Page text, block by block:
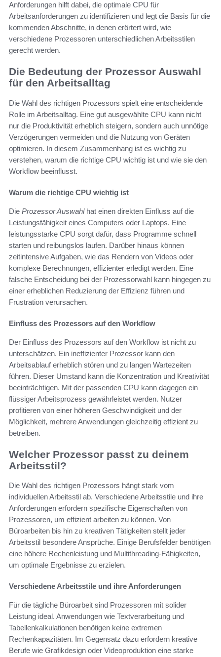
Anforderungen hilft dabei, die optimale CPU für
Arbeitsanforderungen zu identifizieren und legt die Basis für die
kommenden Abschnitte, in denen erörtert wird, wie
verschiedene Prozessoren unterschiedlichen Arbeitsstilen
gerecht werden.
Die Bedeutung der Prozessor Auswahl
für den Arbeitsalltag
Die Wahl des richtigen Prozessors spielt eine entscheidende
Rolle im Arbeitsalltag. Eine gut ausgewählte CPU kann nicht
nur die Produktivität erheblich steigern, sondern auch unnötige
Verzögerungen vermeiden und die Nutzung von Geräten
optimieren. In diesem Zusammenhang ist es wichtig zu
verstehen, warum die richtige CPU wichtig ist und wie sie den
Workflow beeinflusst.
Warum die richtige CPU wichtig ist
Die Prozessor Auswahlhat einen direkten Einfluss auf die
Leistungsfähigkeit eines Computers oder Laptops. Eine
leistungsstarke CPU sorgt dafür, dass Programme schnell
starten und reibungslos laufen. Darüber hinaus können
zeitintensive Aufgaben, wie das Rendern von Videos oder
komplexe Berechnungen, effizienter erledigt werden. Eine
falsche Entscheidung bei der Prozessorwahl kann hingegen zu
einer erheblichen Reduzierung der Effizienz führen und
Frustration verursachen.
Einfluss des Prozessors auf den Workflow
Der Einfluss des Prozessors auf den Workflow ist nicht zu
unterschätzen. Ein ineffizienter Prozessor kann den
Arbeitsablauf erheblich stören und zu langen Wartezeiten
führen. Dieser Umstand kann die Konzentration und Kreativität
beeinträchtigen. Mit der passenden CPU kann dagegen ein
flüssiger Arbeitsprozess gewährleistet werden. Nutzer
profitieren von einer höheren Geschwindigkeit und der
Möglichkeit, mehrere Anwendungen gleichzeitig effizient zu
betreiben.
Welcher Prozessor passt zu deinem
Arbeitsstil?
Die Wahl des richtigen Prozessors hängt stark vom
individuellen Arbeitsstil ab. Verschiedene Arbeitsstile und ihre
Anforderungen erfordern spezifische Eigenschaften von
Prozessoren, um effizient arbeiten zu können. Von
Büroarbeiten bis hin zu kreativen Tätigkeiten stellt jeder
Arbeitsstil besondere Ansprüche. Einige Berufsfelder benötigen
eine höhere Rechenleistung und Multithreading-Fähigkeiten,
um optimale Ergebnisse zu erzielen.
Verschiedene Arbeitsstile und ihre Anforderungen
Für die tägliche Büroarbeit sind Prozessoren mit solider
Leistung ideal. Anwendungen wie Textverarbeitung und
Tabellenkalkulationen benötigen keine extremen
Rechenkapazitäten. Im Gegensatz dazu erfordern kreative
Berufe wie Grafikdesign oder Videoproduktion eine starke